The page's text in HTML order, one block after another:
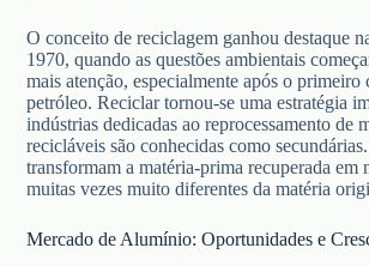
O conceito de reciclagem ganhou destaque
1970, quando as questões ambientais
mais atenção, especialmente após o primeiro
petróleo. Reciclar tornou-se uma estratégia
indústrias dedicadas ao reprocessamento de
recicláveis são conhecidas como
transformam a matéria-prima recuperada em
muitas vezes muito diferentes da matéria
Mercado de Alumínio: Oportunidades e